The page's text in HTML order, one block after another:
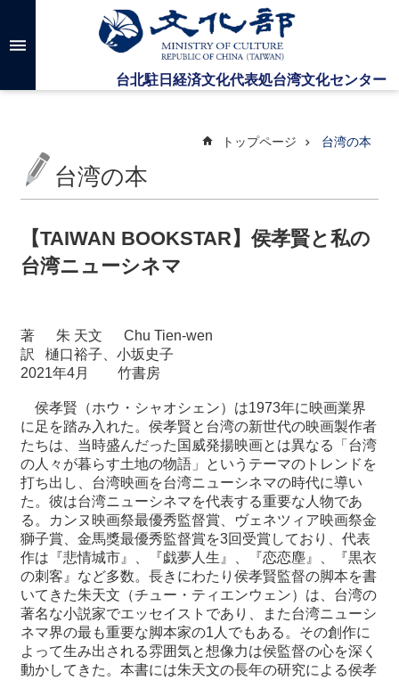
メインのコンテンツブロックにジャンプします
高
検
台
セ
に
つ
い
最
新
情
報
と
申
込
過
去
行
事
トップページ 台湾の本
台湾の本
【TAIWAN BOOKSTAR】侯孝賢と私の
台湾ニューシネマ
著 朱 天文
Chu Tien-wen
訳 樋口裕子、小坂史子
2021年4月 竹書房
侯孝賢（ホウ・シャオシェン）は1973年に映画業界
に足を踏み入れた。侯孝賢と台湾の新世代の映画製作者
たちは、当時盛んだった国 威発揚映画とは異なる「台湾
の人々が暮らす土地の物語」というテーマのトレンドを
打ち出し、台湾映画を台湾ニューシネマの時代に導い
た。彼は台湾ニューシネマを代表する重要な人物であ
る。カンヌ映画祭最優秀監督賞、ヴェネツィア映画祭金
獅子賞、金馬獎最優秀監督賞を3回受賞しており、代表
作は『悲情城市』、『戯夢人生』、『恋恋塵』、『黒衣
の刺客』など多数。 長きにわたり侯孝賢監督の脚本を書
いてきた朱天文（チュー・ティ エンウェン）は、台湾の
著名な小説家でエッセイストであり、また台湾ニューシ
ネマ界の最も重要な脚本家の1 人でもある。その創作に
よって生み出される雰囲気と想像力は侯監督の心を深く
動かしてきた。本書には朱天文の長年の研究による侯孝